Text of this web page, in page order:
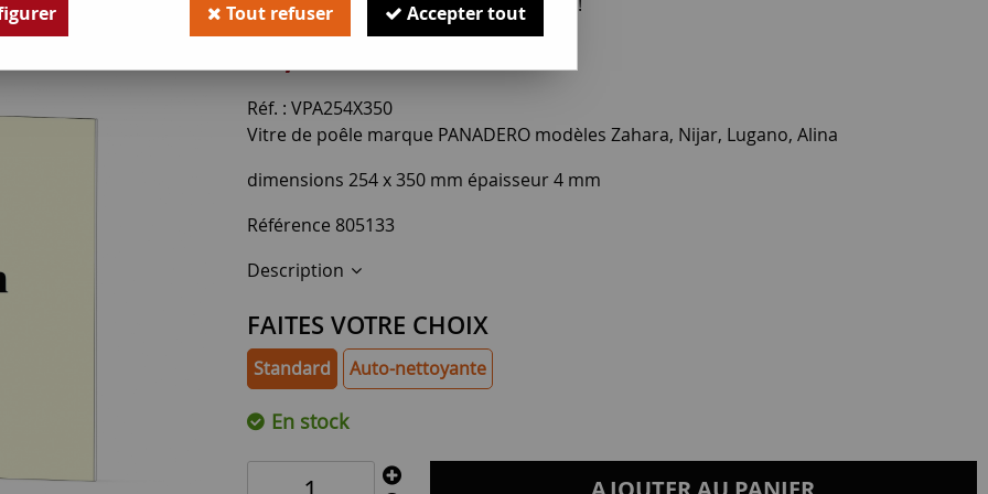
Réf. : VPA254X350
Vitre de poêle marque PANADERO modèles Zahara, Nijar, Lugano, Alina
dimensions 254 x 350 mm épaisseur 4 mm
Référence 805133
Description
FAITES VOTRE CHOIX
Standard Auto-nettoyante
En stock
Tout refuser Accepter tout